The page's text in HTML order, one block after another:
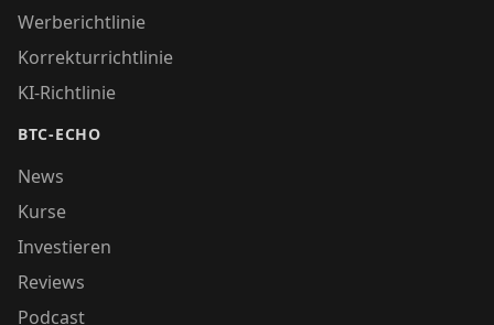
Werberichtlinie
Korrekturrichtlinie
KI-Richtlinie
BTC-ECHO
News
Kurse
Investieren
Reviews
Podcast